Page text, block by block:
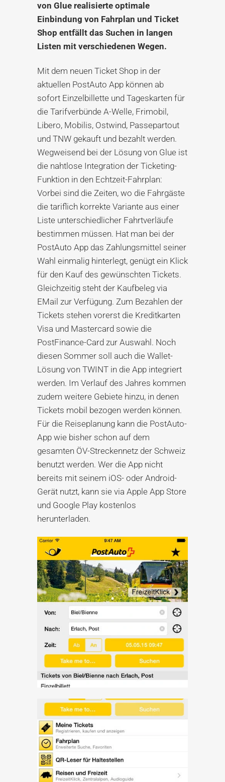
von Glue realisierte optimale
Einbindung von Fahrplan und Ticket
Shop entfällt das Suchen in langen
Listen mit verschiedenen Wegen.
Mit dem neuen Ticket Shop in der
aktuellen PostAuto App können ab
sofort Einzelbillette und Tageskarten für
die Tarifverbünde A-Welle, Frimobil,
Libero, Mobilis, Ostwind, Passepartout
und TNW gekauft und bezahlt werden.
Wegweisend bei der Lösung von Glue ist
die nahtlose Integration der Ticketing-
Funktion in den Echtzeit-Fahrplan:
Vorbei sind die Zeiten, wo die Fahrgäste
die tariflich korrekte Variante aus einer
Liste unterschiedlicher Fahrtverläufe
bestimmen müssen. Hat man bei der
PostAuto App das Zahlungsmittel seiner
Wahl einmalig hinterlegt, genügt ein Klick
für den Kauf des gewünschten Tickets.
Gleichzeitig steht der Kaufbeleg via
EMail zur Verfügung. Zum Bezahlen der
Tickets stehen vorerst die Kreditkarten
Visa und Mastercard sowie die
PostFinance-Card zur Auswahl. Noch
diesen Sommer soll auch die Wallet-
Lösung von TWINT in die App integriert
werden. Im Verlauf des Jahres kommen
zudem weitere Gebiete hinzu, in denen
Tickets mobil bezogen werden können.
Für die Reiseplanung kann die PostAuto-
App wie bisher schon auf dem
gesamten ÖV-Streckennetz der Schweiz
benutzt werden. Wer die App nicht
bereits mit seinem iOS- oder Android-
Gerät nutzt, kann sie via Apple App Store
und Google Play kostenlos
herunterladen.